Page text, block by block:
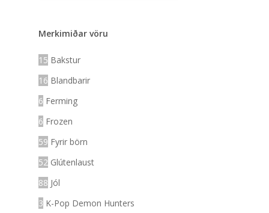
Merkimiðar vöru
15 Bakstur
16 Blandbarir
6 Ferming
6 Frozen
59 Fyrir börn
52 Glútenlaust
88 Jól
3 K-Pop Demon Hunters